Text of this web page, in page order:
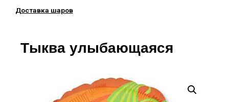
Доставка шаров
Тыква улыбающаяся